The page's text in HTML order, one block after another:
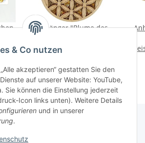
& Co nutzen
akzeptieren“ gestatten Sie den
auf unserer Website: YouTube,
Sie können die Einstellung jederzeit
Icon links unten). Weitere Details
und in unserer
.
Anhänger "Blume des
Bernstein/Birkenholz
inkl. Wachsband ca. 46 +
5 cm
Preise nach Anmeldung